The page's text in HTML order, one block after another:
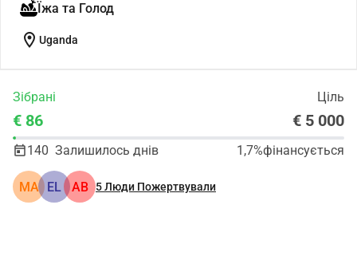
Їжа та Голод
location_on Uganda
Зібрані Ціль
€ 86 € 5 000
140 Залишилось днів 1,7%фінансується
MA EL АВ 5Люди Пожертвували